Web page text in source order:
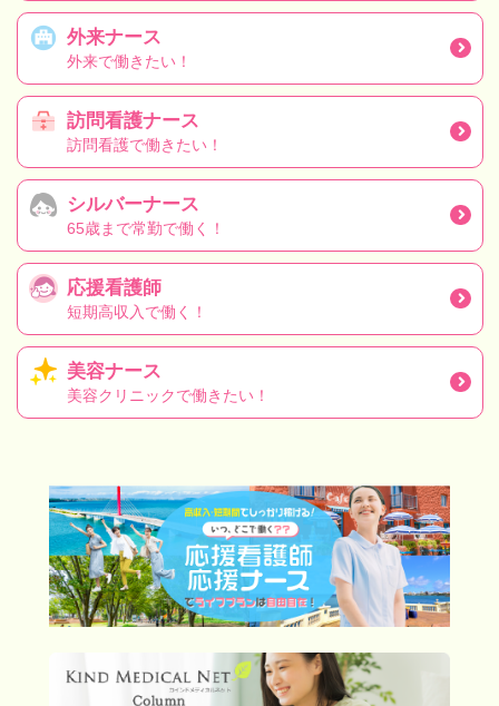
外来ナース
外来で働きたい！
訪問看護ナース
訪問看護で働きたい！
シルバーナース
65歳まで常勤で働く！
応援看護師
短期高収入で働く！
美容ナース
美容クリニックで働きたい！